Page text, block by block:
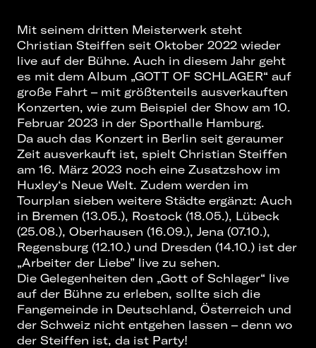
Mit seinem dritten Meisterwerk steht
Christian Steiffen seit Oktober 2022 wieder
live auf der Bühne. Auch in diesem Jahr geht
es mit dem Album „GOTT OF SCHLAGER“ auf
große Fahrt – mit größtenteils ausverkauften
Konzerten, wie zum Beispiel der Show am 10.
Februar 2023 in der Sporthalle Hamburg.
Da auch das Konzert in Berlin seit geraumer
Zeit ausverkauft ist, spielt Christian Steiffen
am 16. März 2023 noch eine Zusatzshow im
Huxley‘s Neue Welt. Zudem werden im
Tourplan sieben weitere Städte ergänzt: Auch
in Bremen (13.05.), Rostock (18.05.), Lübeck
(25.08.), Oberhausen (16.09.), Jena (07.10.),
Regensburg (12.10.) und Dresden (14.10.) ist der
„Arbeiter der Liebe” live zu sehen.
Die Gelegenheiten den „Gott of Schlager“ live
auf der Bühne zu erleben, sollte sich die
Fangemeinde in Deutschland, Österreich und
der Schweiz nicht entgehen lassen – denn wo
der Steiffen ist, da ist Party!